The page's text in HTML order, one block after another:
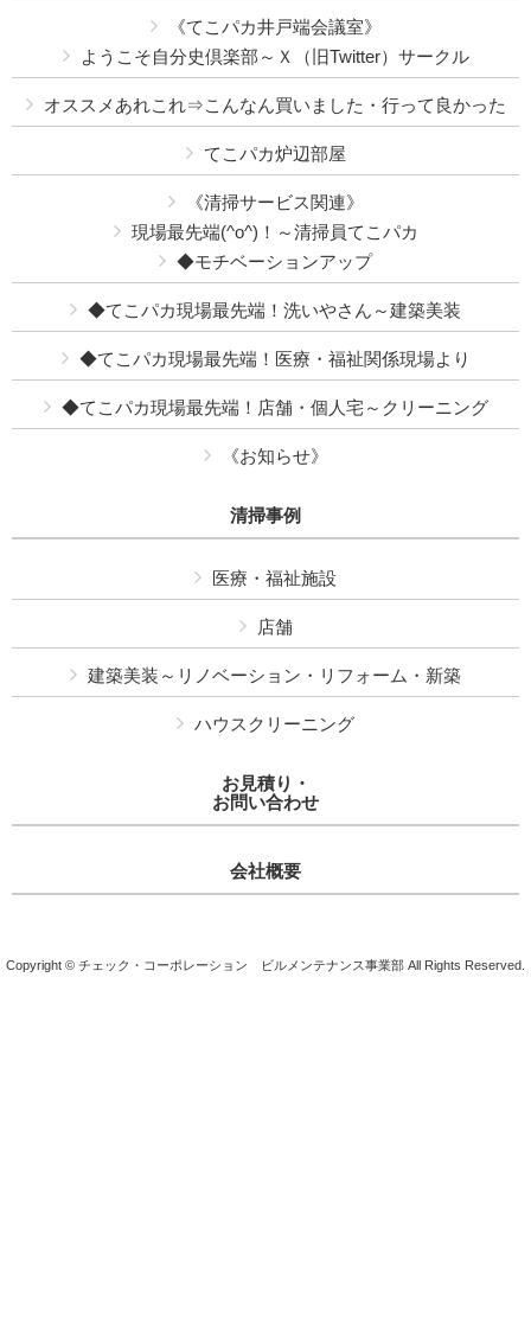
《てこパカ井戸端会議室》
ようこそ自分史倶楽部～Ｘ（旧Twitter）サークル
オススメあれこれ⇒こんなん買いました・行って良かった
てこパカ炉辺部屋
《清掃サービス関連》
現場最先端(^o^)！～清掃員てこパカ
◆モチベーションアップ
◆てこパカ現場最先端！洗いやさん～建築美装
◆てこパカ現場最先端！医療・福祉関係現場より
◆てこパカ現場最先端！店舗・個人宅～クリーニング
《お知らせ》
清掃事例
医療・福祉施設
店舗
建築美装～リノベーション・リフォーム・新築
ハウスクリーニング
お見積り・
お問い合わせ
会社概要
Copyright © チェック・コーポレーション ビルメンテナンス事業部 All Rights Reserved.